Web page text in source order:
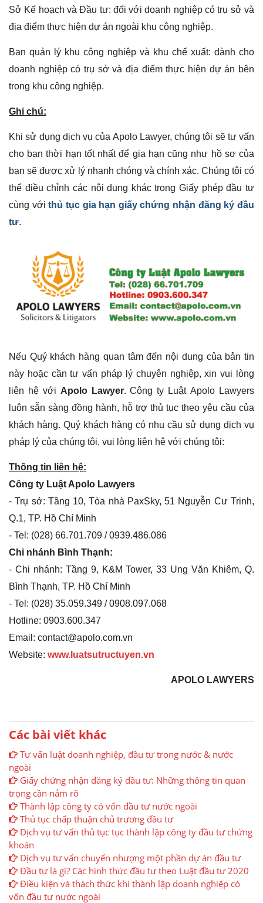
Sở Kế hoạch và Đầu tư: đối với doanh nghiệp có trụ sở và
địa điểm thực hiện dự án ngoài khu công nghiệp.
Ban quản lý khu công nghiệp và khu chế xuất: dành cho
doanh nghiệp có trụ sở và địa điểm thực hiện dự án bên
trong khu công nghiệp.
Ghi chú:
Khi sử dụng dịch vụ của Apolo Lawyer, chúng tôi sẽ tư vấn
cho bạn thời hạn tốt nhất để gia hạn cũng như hồ sơ của
bạn sẽ được xử lý nhanh chóng và chính xác. Chúng tôi có
thể điều chỉnh các nội dung khác trong Giấy phép đầu tư
cùng vớithủ tục gia hạn giấy chứng nhận đăng ký đầu
tư.
Nếu Quý khách hàng quan tâm đến nội dung của bản tin
này hoặc cần tư vấn pháp lý chuyên nghiệp, xin vui lòng
liên hệ với Apolo Lawyer.Công ty Luật Apolo Lawyers
luôn sẵn sàng đồng hành, hỗ trợ thủ tục theo yêu cầu của
khách hàng. Quý khách hàng có nhu cầu sử dụng dịch vụ
pháp lý của chúng tôi, vui lòng liên hệ với chúng tôi:
Thông tin liên hệ:
Công ty Luật Apolo Lawyers
- Trụ sở: Tầng 10, Tòa nhà PaxSky, 51 Nguyễn Cư Trinh,
Q.1, TP. Hồ Chí Minh
- Tel: (028) 66.701.709 / 0939.486.086
Chi nhánh Bình Thạnh:
- Chi nhánh: Tầng 9, K&M Tower, 33 Ung Văn Khiêm, Q.
Bình Thạnh, TP. Hồ Chí Minh
- Tel: (028) 35.059.349 / 0908.097.068
Hotline: 0903.600.347
Email: contact@apolo.com.vn
Website: www.luatsutructuyen.vn
APOLO LAWYERS
Các bài viết khác
Tư vấn luật doanh nghiệp, đầu tư trong nước & nước
ngoài
Giấy chứng nhận đăng ký đầu tư: Những thông tin quan
trọng cần nắm rõ
Thành lập công ty có vốn đầu tư nước ngoài
Thủ tục chấp thuận chủ trương đầu tư
Dịch vụ tư vấn thủ tục tục thành lập công ty đầu tư chứng
khoán
Dịch vụ tư vấn chuyển nhượng một phần dự án đầu tư
Đầu tư là gì? Các hình thức đầu tư theo Luật đầu tư 2020
Điều kiện và thách thức khi thành lập doanh nghiệp có
vốn đầu tư nước ngoài